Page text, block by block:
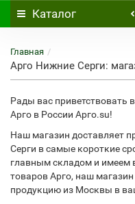
Каталог
Главная
Арго Нижние Серги:
Рады вас приветствовать
Арго в России Арго.su!
Наш магазин доставляет
Серги в самые короткие
главным складом и имеем
товаров Арго, наш
продукцию из Москвы в